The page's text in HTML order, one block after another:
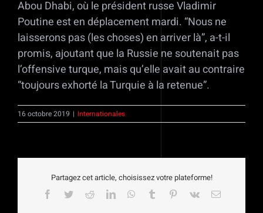
Abou Dhabi, où le président russe Vladimir
Poutine est en déplacement mardi. “Nous ne
laisserons pas (les choses) en arriver là”, a-t-il
promis, ajoutant que la Russie ne soutenait pas
l’offensive turque, mais qu’elle avait au contraire
“toujours exhorté la Turquie à la retenue”.
16 octobre 2019 | Internationales
Partagez cet article, choisissez votre plateforme!
Facebook
TwitterRedditLinkedInWhatsApp
Tumblr Pinterest
Vk Email